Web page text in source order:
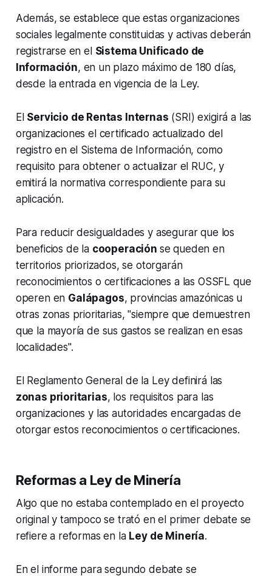
Además, se establece que estas organizaciones
sociales legalmente constituidas y activas deberán
registrarse en el Sistema Unificado de
Información, en un plazo máximo de 180 días,
desde la entrada en vigencia de la Ley.
El Servicio de Rentas Internas (SRI) exigirá a las
organizaciones el certificado actualizado del
registro en el Sistema de Información, como
requisito para obtener o actualizar el RUC, y
emitirá la normativa correspondiente para su
aplicación.
Para reducir desigualdades y asegurar que los
beneficios de la cooperación se queden en
territorios priorizados, se otorgarán
reconocimientos o certificaciones a las OSSFL que
operen en Galápagos, provincias amazónicas u
otras zonas prioritarias, "siempre que demuestren
que la mayoría de sus gastos se realizan en esas
localidades".
El Reglamento General de la Ley definirá las
zonas prioritarias, los requisitos para las
organizaciones y las autoridades encargadas de
otorgar estos reconocimientos o certificaciones.
Reformas a Ley de Minería
Algo que no estaba contemplado en el proyecto
original y tampoco se trató en el primer debate se
refiere a reformas en la Ley de Minería.
En el informe para segundo debate se